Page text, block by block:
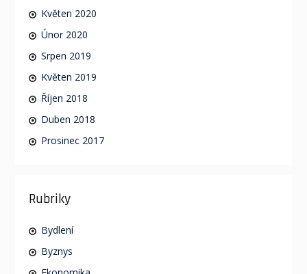
Květen 2020
Únor 2020
Srpen 2019
Květen 2019
Říjen 2018
Duben 2018
Prosinec 2017
Rubriky
Bydlení
Byznys